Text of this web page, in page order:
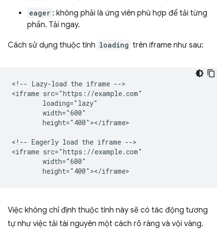
eager : không phải là ứng viên phù hợp để tải từng
phần. Tải ngay.
Cách sử dụng thuộc tính loading trên iframe như sau:
<!-- Lazy-load the iframe -->
<iframe src="https://example.com"
        loading="lazy"
        width="600"
        height="400"></iframe>
<!-- Eagerly load the iframe -->
<iframe src="https://example.com"
        width="600"
Việc không chỉ định thuộc tính này sẽ có tác động tương
tự như việc tải tài nguyên một cách rõ ràng và vội vàng.